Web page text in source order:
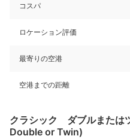
コスパ
ロケーション評価
最寄りの空港
空港までの距離
クラシック ダブルまたは
Double or Twin)